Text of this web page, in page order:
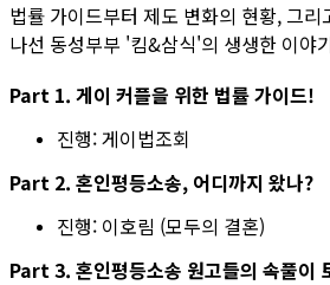
법률 가이드부터 제도 변화의 현황, 그
나선 동성부부 '킴&삼식'의 생생한 이야
Part 1. 게이 커플을 위한 법률 가이드!
진행: 게이법조회
Part 2. 혼인평등소송, 어디까지 왔나?
진행: 이호림 (모두의 결혼)
Part 3. 혼인평등소송 원고들의 속풀이